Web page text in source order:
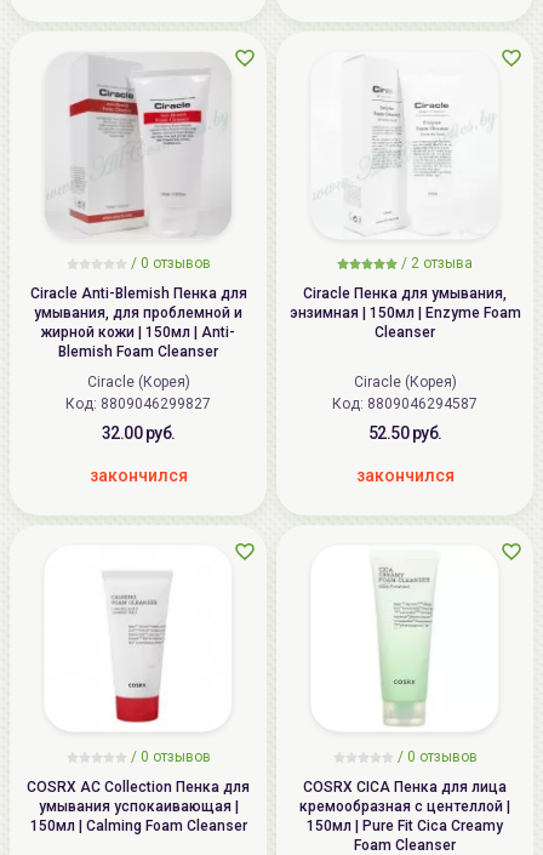
/ 0 отзывов
Ciracle Anti-Blemish Пенка для
умывания, для проблемной и
жирной кожи | 150мл | Anti-
Blemish Foam Cleanser
Ciracle (Корея)
Код: 8809046299827
32.00 руб.
закончился
/ 2 отзыва
Ciracle Пенка для умывания,
энзимная | 150мл | Enzyme Foam
Cleanser
Ciracle (Корея)
Код: 8809046294587
52.50 руб.
закончился
/ 0 отзывов
COSRX AC Collection Пенка для
умывания успокаивающая |
150мл | Calming Foam Cleanser
/ 0 отзывов
COSRX CICA Пенка для лица
кремообразная с центеллой |
150мл | Pure Fit Cica Creamy
Foam Cleanser